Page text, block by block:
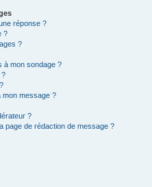
réponse ?
?
?
à mon sondage ?
?
mon message ?
?
page de rédaction de message ?